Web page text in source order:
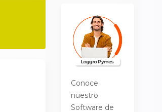
Conoce
nuestro
Software de